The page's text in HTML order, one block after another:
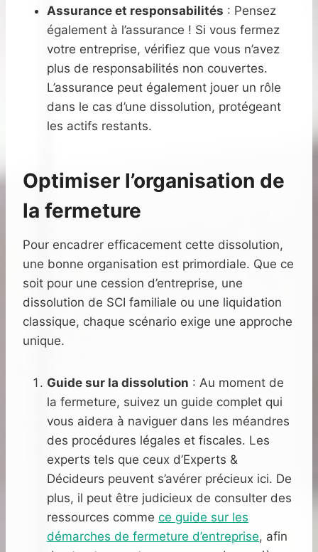
Assurance et responsabilités : Pensez
également à l’assurance ! Si vous fermez
votre entreprise, vérifiez que vous n’avez
plus de responsabilités non couvertes.
L’assurance peut également jouer un rôle
dans le cas d’une dissolution, protégeant
les actifs restants.
Optimiser l’organisation de
la fermeture
Pour encadrer efficacement cette dissolution,
une bonne organisation est primordiale. Que ce
soit pour une cession d’entreprise, une
dissolution de SCI familiale ou une liquidation
classique, chaque scénario exige une approche
unique.
Guide sur la dissolution : Au moment de
la fermeture, suivez un guide complet qui
vous aidera à naviguer dans les méandres
des procédures légales et fiscales. Les
experts tels que ceux d’Experts &
Décideurs peuvent s’avérer précieux ici. De
plus, il peut être judicieux de consulter des
ressources comme ce guide sur les
démarches de fermeture d’entreprise, afin